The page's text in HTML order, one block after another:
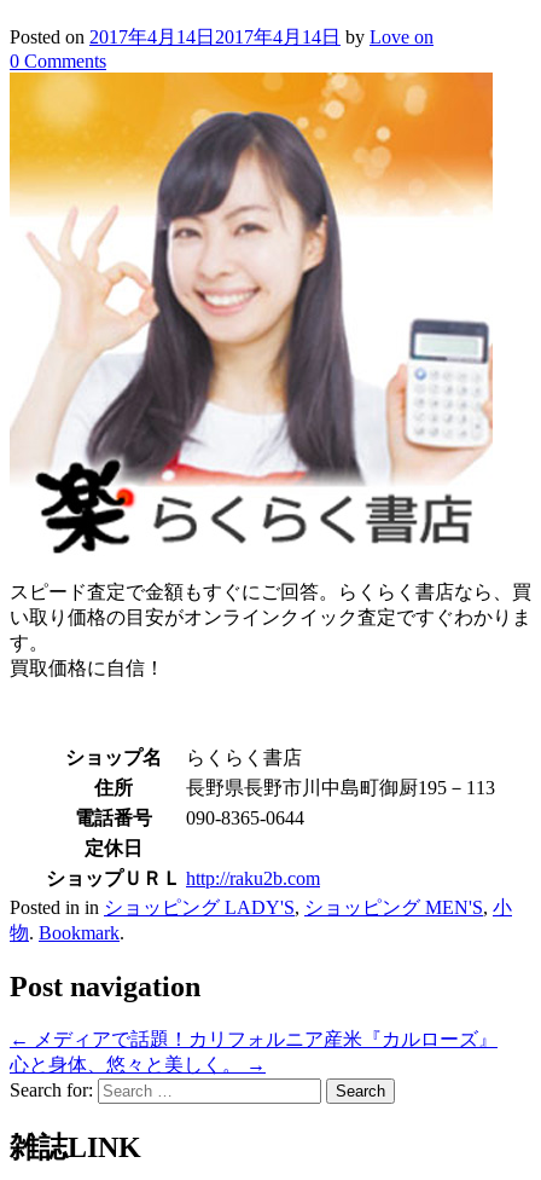
Posted on 2017年4月14日 2017年4月14日 by Love on
0 Comments
スピード査定で金額もすぐにご回答。らくらく書店なら、買
い取り価格の目安がオンラインクイック査定ですぐわかりま
す。
買取価格に自信！
ショップ名
らくらく書店
住所
長野県長野市川中島町御厨195－113
電話番号
090-8365-0644
定休日
ショップＵＲＬ http://raku2b.com
Posted in in ショッピング LADY'S, ショッピング MEN'S, 小
物. Bookmark.
Post navigation
←
メディアで話題！カリフォルニア産米『カルローズ』
心と身体、悠々と美しく。
→
Search for:
雑誌LINK